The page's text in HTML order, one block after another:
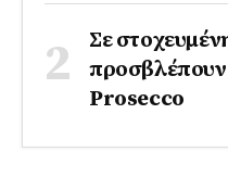
Σε
προσβλέπουν
Prosecco